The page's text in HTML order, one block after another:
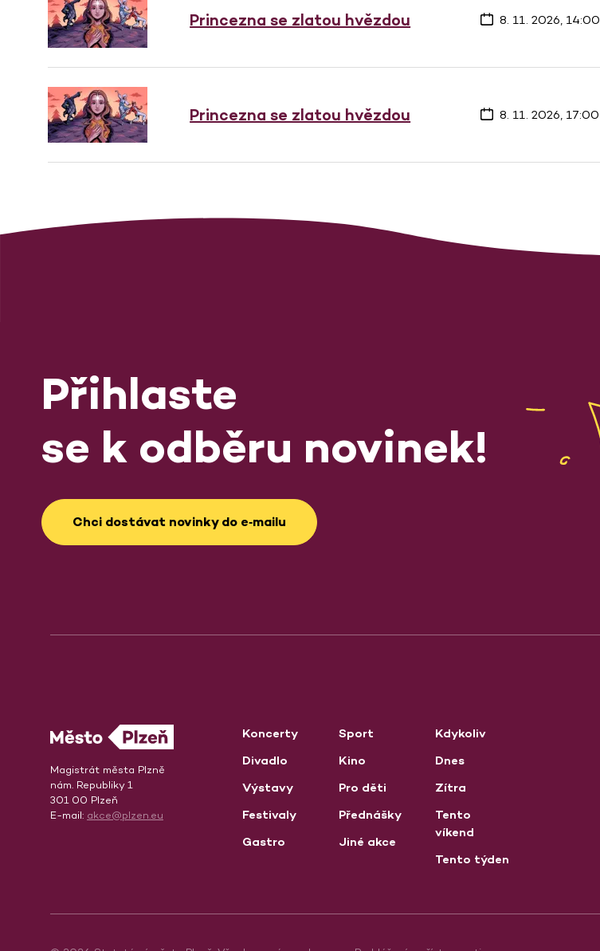
Princezna se zlatou hvězdou 8. 11. 2026, 14:00
Princezna se zlatou hvězdou 8. 11. 2026, 17:00
Přihlaste
se k odběru novinek!
Chci dostávat novinky do e‑mailu
Magistrát města Plzně
nám. Republiky 1
301 00 Plzeň
E-mail: akce@plzen.eu
Koncerty
Divadlo
Výstavy
Festivaly
Gastro
Sport
Kino
Pro děti
Přednášky
Jiné akce
Kdykoliv
Dnes
Zítra
Tento
víkend
Tento týden